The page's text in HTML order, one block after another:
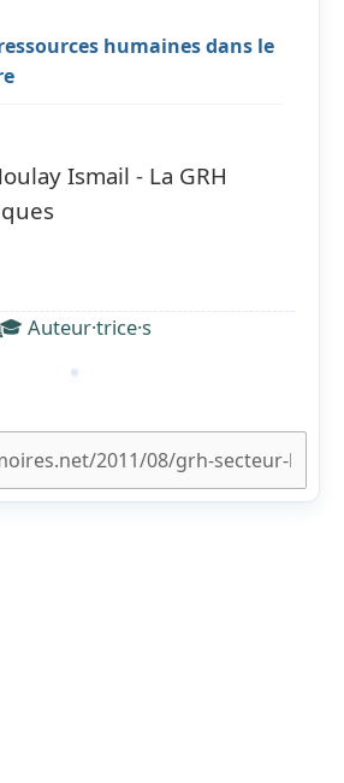
humaines dans le
Ismail - La GRH
🎓 Auteur·trice·s